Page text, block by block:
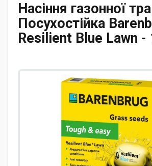
Насіння газонної
Посухостійка
Resilient Blue Lawn -